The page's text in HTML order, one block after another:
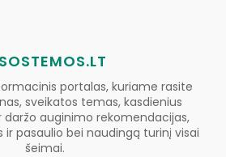
portalas, kuriame rasite
sveikatos temas, kasdienius
daržo auginimo rekomendacijas,
ir pasaulio bei naudingą turinį visai
šeimai.